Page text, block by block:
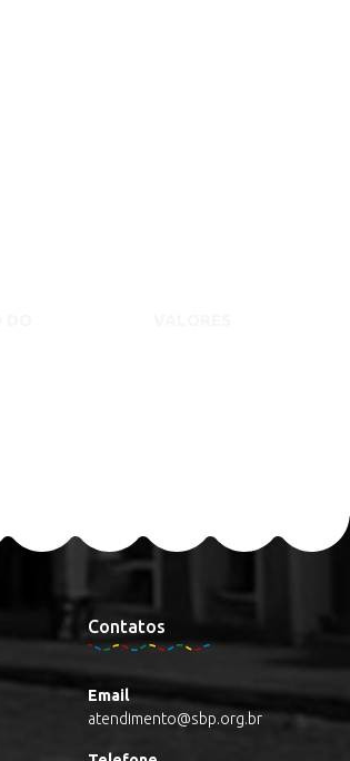
Contatos
Email
atendimento@sbp.org.br